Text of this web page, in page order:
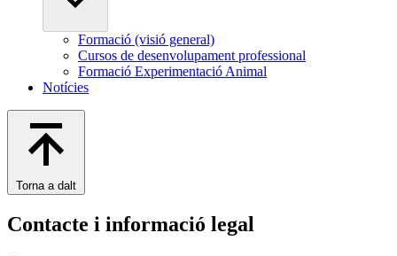
Formació (visió general)
Cursos de desenvolupament professional
Formació Experimentació Animal
Notícies
Torna a dalt
Contacte i informació legal